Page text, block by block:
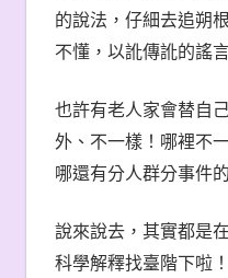
的說法，仔細去追朔
不懂，以訛傳訛的謠
也許有老人家會替自
外、不一樣！哪裡不
哪還有分人群分事件
說來說去，其實都是
科學解釋找臺階下啦！